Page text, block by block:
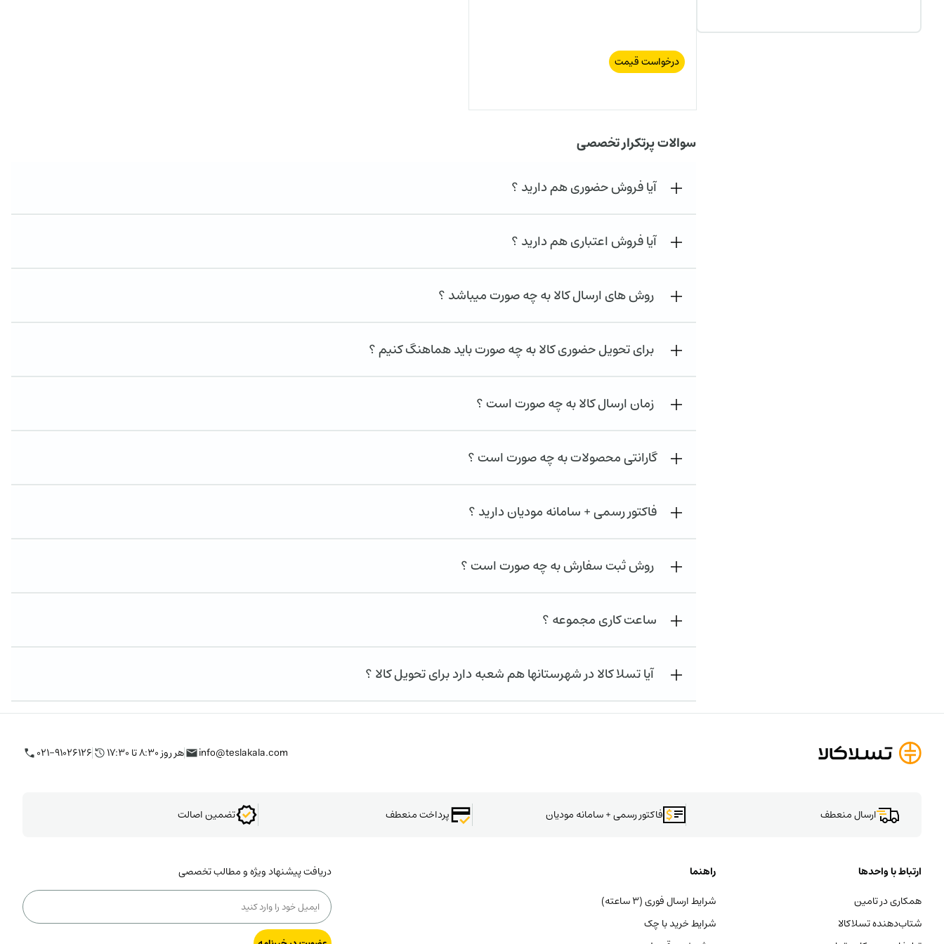
درخواست قیمت
سوالات پرتکرار تخصصی
آیا فروش حضوری هم دارید ؟
آیا فروش اعتباری هم دارید ؟
روش های ارسال کالا به چه صورت میباشد ؟
برای تحویل حضوری کالا به چه صورت باید هماهنگ کنیم ؟
زمان ارسال کالا به چه صورت است ؟
گارانتی محصولات به چه صورت است ؟
فاکتور رسمی + سامانه مودیان دارید ؟
روش ثبت سفارش به چه صورت است ؟
ساعت کاری مجموعه ؟
آیا تسلا کالا در شهرستانها هم شعبه دارد برای تحویل کالا ؟
۰۲۱-۹۱۰۲۶۱۲۶ هر روز ۸:۳۰ تا ۱۷:۳۰ info@teslakala.com
ارسال منعطف فاکتور رسمی + سامانه مودیان پرداخت منعطف تضمین اصالت
ارتباط با واحدها
همکاری در تامین
شتاب‌دهنده تسلاکالا
راهنما
شرایط ارسال فوری (۳ ساعته)
شرایط خرید با چک
دریافت پیشنهاد ویژه و مطالب تخصصی